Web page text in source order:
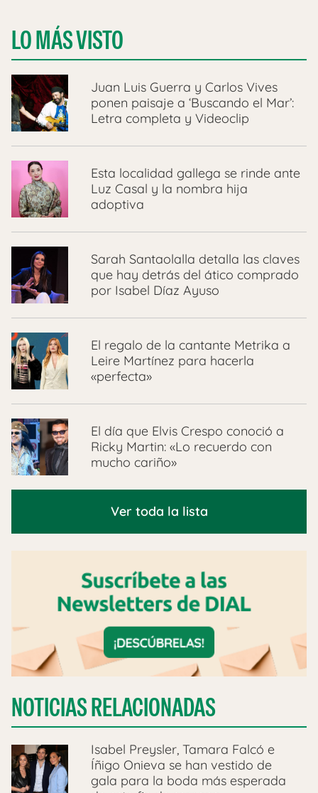
LO MÁS VISTO
Juan Luis Guerra y Carlos Vives
ponen paisaje a ‘Buscando el Mar’:
Letra completa y Videoclip
Esta localidad gallega se rinde ante
Luz Casal y la nombra hija
adoptiva
Sarah Santaolalla detalla las claves
que hay detrás del ático comprado
por Isabel Díaz Ayuso
El regalo de la cantante Metrika a
Leire Martínez para hacerla
«perfecta»
El día que Elvis Crespo conoció a
Ricky Martin: «Lo recuerdo con
mucho cariño»
Ver toda la lista
NOTICIAS RELACIONADAS
Isabel Preysler, Tamara Falcó e
Íñigo Onieva se han vestido de
gala para la boda más esperada